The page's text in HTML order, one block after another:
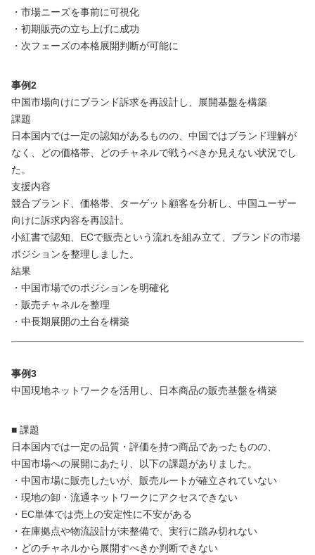
・市場ニーズを事前に可視化
・初期販売の立ち上げに成功
・次フェーズの本格展開判断が可能に
事例2
中国市場向けにブランド訴求を再設計し、展開基盤を構築
課題
日本国内では一定の認知があるものの、中国ではブランド理解が
なく、どの価格帯、どのチャネルで戦うべきか見えない状況でし
た。
支援内容
競合ブランド、価格帯、ターゲット顧客を分析し、中国ユーザー
向けに訴求内容を再設計。
小紅書で認知、ECで販売という流れを組み立て、ブランドの市場
ポジションを整理しました。
結果
・中国市場でのポジションを明確化
・販売チャネルを整理
・中長期展開の土台を構築
事例3
中国現地ネットワークを活用し、日本商品の販売基盤を構築
■ 課題
日本国内では一定の品質・評価を持つ商品であったものの、
中国市場への展開にあたり、以下の課題がありました。
・中国市場に販売したいが、販売ルートが確立されていない
・現地の卸・流通ネットワークにアクセスできない
・EC単体では売上の安定性に不安がある
・在庫拠点や物流設計が未整備で、実行に踏み切れない
・どのチャネルから展開すべきか判断できない